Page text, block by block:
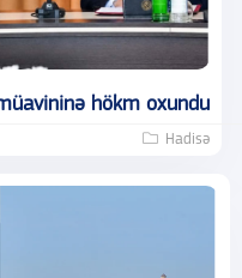
hökm oxundu
Hadisə